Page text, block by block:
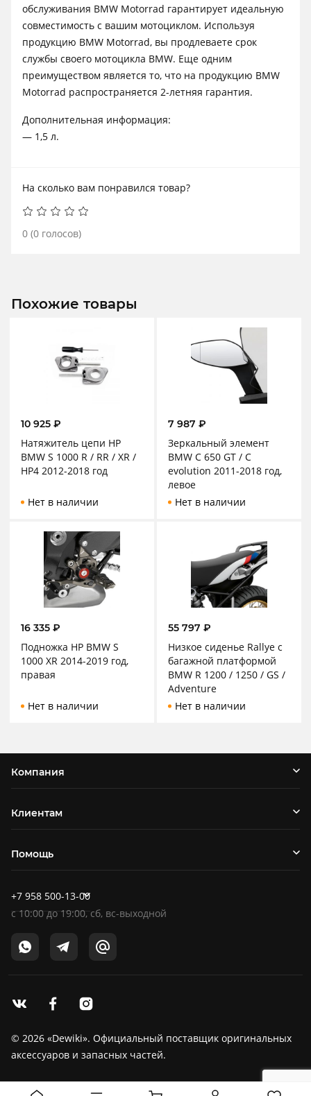
обслуживания BMW Motorrad гарантирует идеальную
совместимость с вашим мотоциклом. Используя
продукцию BMW Motorrad, вы продлеваете срок
службы своего мотоцикла BMW. Еще одним
преимуществом является то, что на продукцию BMW
Motorrad распространяется 2-летняя гарантия.
Дополнительная информация:
— 1,5 л.
На сколько вам понравился товар?
0 (0 голосов)
Похожие товары
10 925 ₽
Натяжитель цепи HP
BMW S 1000 R / RR / XR /
HP4 2012-2018 год
Нет в наличии
7 987 ₽
Зеркальный элемент
BMW C 650 GT / C
evolution 2011-2018 год,
левое
Нет в наличии
16 335 ₽
Подножка HP BMW S
1000 XR 2014-2019 год,
правая
Нет в наличии
55 797 ₽
Низкое сиденье Rallye с
багажной платформой
BMW R 1200 / 1250 / GS /
Adventure
Нет в наличии
Компания
Клиентам
Помощь
+7 958 500-13-00
c10:00до19:00, сб, вс-выходной
© 2026 «Dewiki». Официальный поставщик оригинальных
аксессуаров и запасных частей.